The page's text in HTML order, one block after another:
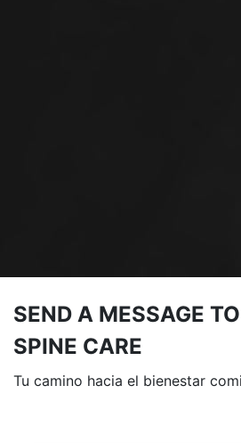
SEND A MESSAGE
SPINE CARE
Tu camino hacia el bienestar